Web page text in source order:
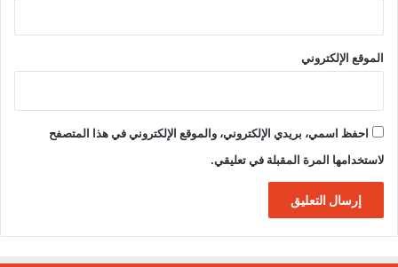
الموقع الإلكتروني
احفظ اسمي، بريدي الإلكتروني، والموقع الإلكتروني في هذا المتصفح
لاستخدامها المرة المقبلة في تعليقي.